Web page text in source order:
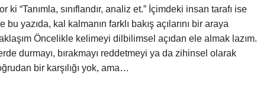
“Tanımla, sınıflandır, analiz et.” İçimdeki insan tarafı ise
bu yazıda, kal kalmanın farklı bakış açılarını bir araya
Öncelikle kelimeyi dilbilimsel açıdan ele almak lazım.
durmayı, bırakmayı reddetmeyi ya da zihinsel olarak
bir karşılığı yok, ama…